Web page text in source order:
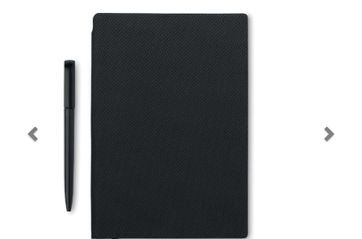
Navidad 🎄 Invierno
Más Regalos